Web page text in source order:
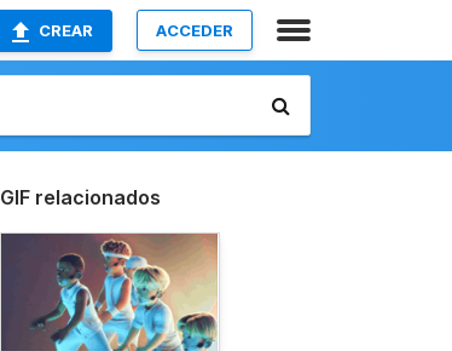
CREAR ACCEDER
GIF relacionados